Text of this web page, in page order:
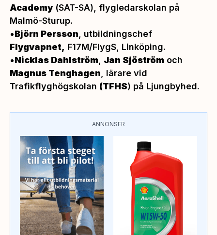
Academy(SAT-SA), flygledarskolan på
Malmö-Sturup.
•Björn Persson , utbildningschef
Flygvapnet, F17M/FlygS, Linköping.
•Nicklas Dahlström Jan Sjöström och
Magnus Tenghagen , lärare vid
Trafikflyghögskolan (TFHS) på Ljungbyhed.
ANNONSER